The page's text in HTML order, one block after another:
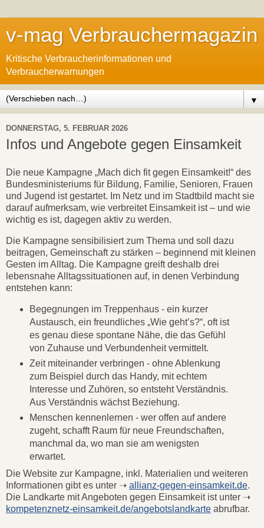
v-mag Verbrauchermagazin
Kritische Verbraucherinformationen und
Verbraucherwarnungen
▼
DONNERSTAG, 5. FEBRUAR 2026
Infos und Angebote gegen Einsamkeit
Die neue Kampagne „Mach dich fit gegen Einsamkeit!“ des
Bundesministeriums für Bildung, Familie, Senioren, Frauen
und Jugend ist gestartet. Im Netz und im Stadtbild macht sie
darauf aufmerksam, wie verbreitet Einsamkeit ist – und wie
wichtig es ist, dagegen aktiv zu werden.
Die Kampagne sensibilisiert zum Thema und soll dazu
beitragen, Gemeinschaft zu stärken – beginnend mit kleinen
Gesten im Alltag. Die Kampagne greift deshalb drei
lebensnahe Alltagssituationen auf, in denen Verbindung
entstehen kann:
Begegnungen im Treppenhaus - ein kurzer
Austausch, ein freundliches „Wie geht’s?“, oft ist
es genau diese spontane Nähe, die das Gefühl
von Zuhause und Verbundenheit vermittelt.
Zeit miteinander verbringen - ohne Ablenkung
zum Beispiel durch das Handy, mit echtem
Interesse und Zuhören, so entsteht Verständnis.
Aus Verständnis wächst Beziehung.
Menschen kennenlernen - wer offen auf andere
zugeht, schafft Raum für neue Freundschaften,
manchmal da, wo man sie am wenigsten
erwartet.
Die Website zur Kampagne, inkl. Materialien und weiteren
Informationen gibt es unter ➝ allianz-gegen-einsamkeit.de.
Die Landkarte mit Angeboten gegen Einsamkeit ist unter ➝
kompetenznetz-einsamkeit.de/angebotslandkarte abrufbar.